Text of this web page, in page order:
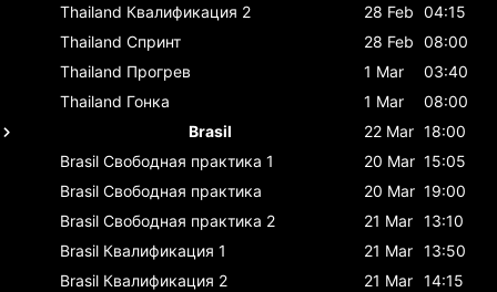
Thailand Квалификация 2 28 Feb 04:15
Thailand Спринт 28 Feb 08:00
Thailand Прогрев 1 Mar
03:40
Thailand Гонка 1 Mar
08:00
Brasil
22 Mar 18:00
Brasil Свободная практика 1 20 Mar 15:05
Brasil Свободная практика 20 Mar 19:00
Brasil Свободная практика 2 21 Mar 13:10
Brasil Квалификация 1 21 Mar 13:50
Brasil Квалификация 2 21 Mar 14:15